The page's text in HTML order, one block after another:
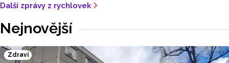
Další zprávy z rychlovek
Nejnovější
Zdraví